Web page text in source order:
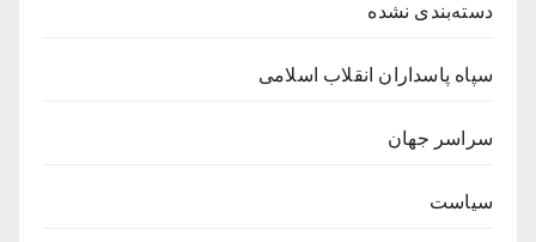
دسته‌بندی نشده
سپاه پاسداران انقلاب اسلامی
سراسر جهان
سیاست